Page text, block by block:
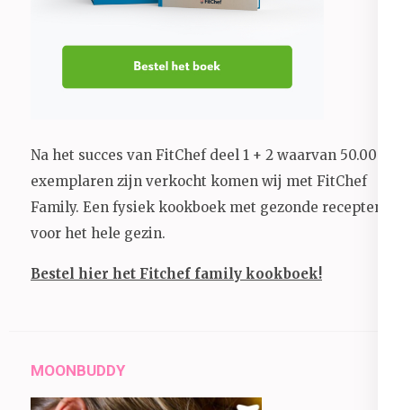
Na het succes van FitChef deel 1 + 2 waarvan 50.000+
exemplaren zijn verkocht komen wij met FitChef
Family. Een fysiek kookboek met gezonde recepten
voor het hele gezin.
Bestel hier het Fitchef family kookboek!
MOONBUDDY